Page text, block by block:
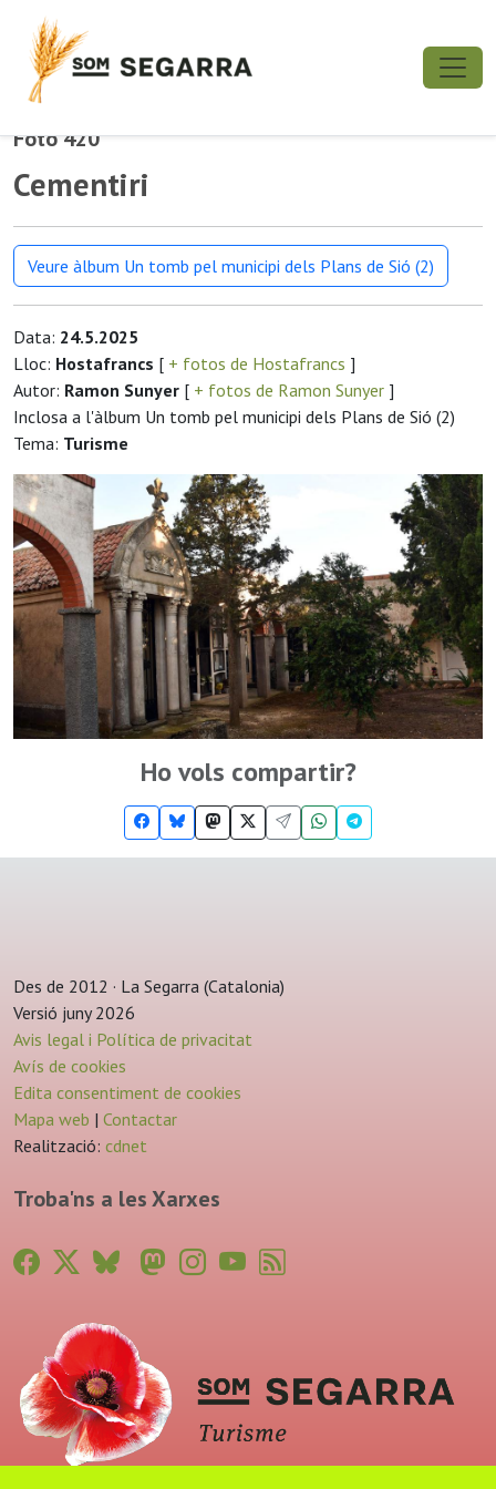
Foto 420
Cementiri
Veure àlbum Un tomb pel municipi dels Plans de Sió (2)
Data: 24.5.2025
Lloc: Hostafrancs [ + fotos de Hostafrancs ]
Autor: Ramon Sunyer [ + fotos de Ramon Sunyer ]
Inclosa a l'àlbum Un tomb pel municipi dels Plans de Sió (2)
Tema: Turisme
Ho vols compartir?
Des de 2012 · La Segarra (Catalonia)
Versió juny 2026
Avis legal i Política de privacitat
Avís de cookies
Edita consentiment de cookies
Mapa web | Contactar
Realització: cdnet
Troba'ns a les Xarxes